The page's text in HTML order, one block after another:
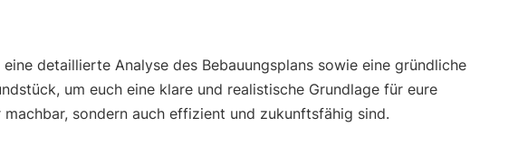
detaillierte Analyse des Bebauungsplans sowie eine gründliche
um euch eine klare und realistische Grundlage für eure
sondern auch effizient und zukunftsfähig sind.